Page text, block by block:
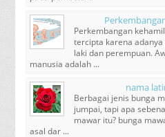
Perkembangan
tercipta karena
laki dan perempuan.
manusia adalah ...
nama
Berbagai jenis bunga
jumpai, tapi apa
mawar itu? bunga
asal dar ...